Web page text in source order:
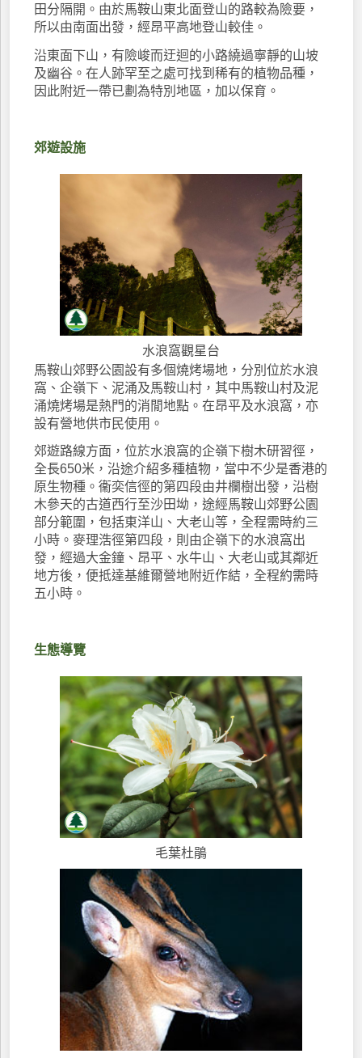
田分隔開。由於馬鞍山東北面登山的路較為險要，
所以由南面出發，經昂平高地登山較佳。
沿東面下山，有險峻而迂迴的小路繞過寧靜的山坡
及幽谷。在人跡罕至之處可找到稀有的植物品種，
因此附近一帶已劃為特別地區，加以保育。
郊遊設施
水浪窩觀星台
馬鞍山郊野公園設有多個燒烤場地，分別位於水浪
窩、企嶺下、泥涌及馬鞍山村，其中馬鞍山村及泥
涌燒烤場是熱門的消閒地點。在昂平及水浪窩，亦
設有營地供市民使用。
郊遊路線方面，位於水浪窩的企嶺下樹木研習徑，
全長650米，沿途介紹多種植物，當中不少是香港的
原生物種。衞奕信徑的第四段由井欄樹出發，沿樹
木參天的古道西行至沙田坳，途經馬鞍山郊野公園
部分範圍，包括東洋山、大老山等，全程需時約三
小時。麥理浩徑第四段，則由企嶺下的水浪窩出
發，經過大金鐘、昂平、水牛山、大老山或其鄰近
地方後，便抵達基維爾營地附近作結，全程約需時
五小時。
生態導覽
毛葉杜鵑